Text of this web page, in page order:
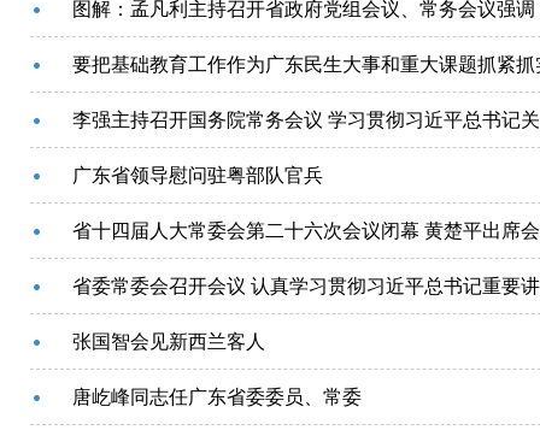
要把基础教育工作作为广东民生大事和重大课题抓紧抓
李强主持召开国务院常务会议 学习贯彻习近平总书记
广东省领导慰问驻粤部队官兵
省十四届人大常委会第二十六次会议闭幕 黄楚平出席
张国智会见新西兰客人
唐屹峰同志任广东省委委员、常委